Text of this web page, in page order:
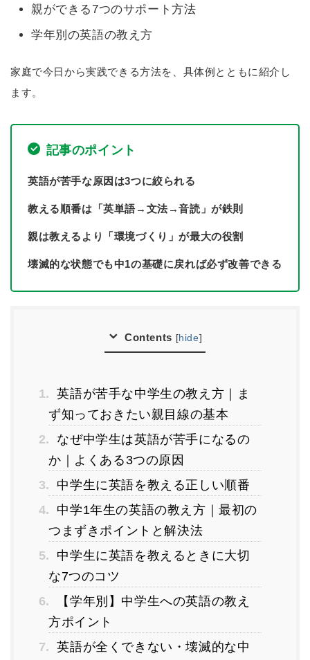
親ができる7つのサポート方法
学年別の英語の教え方
家庭で今日から実践できる方法を、具体例とともに紹介し
ます。
記事のポイント
英語が苦手な原因は3つに絞られる
教える順番は「英単語→文法→音読」が鉄則
親は教えるより「環境づくり」が最大の役割
壊滅的な状態でも中1の基礎に戻れば必ず改善できる
Contents [hide]
1. 英語が苦手な中学生の教え方｜ま
ず知っておきたい親目線の基本
2.
なぜ中学生は英語が苦手になるの
か｜よくある3つの原因
3.
中学生に英語を教える正しい順番
4.
中学1年生の英語の教え方｜最初の
つまずきポイントと解決法
5.
中学生に英語を教えるときに大切
な7つのコツ
6.
【学年別】中学生への英語の教え
方ポイント
7. 英語が全くできない・壊滅的な中